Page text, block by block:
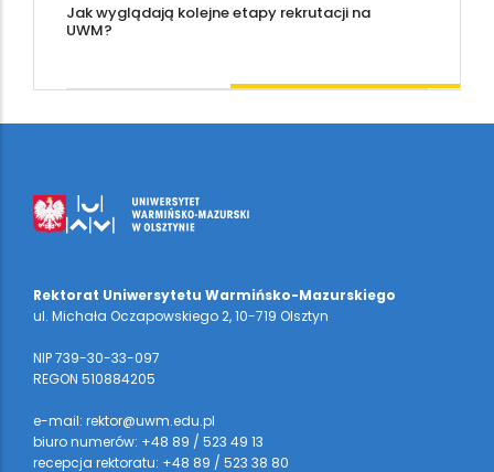
Jak wyglądają kolejne etapy rekrutacji na
UWM?
Rektorat Uniwersytetu Warmińsko-Mazurskiego
ul. Michała Oczapowskiego 2, 10-719 Olsztyn
NIP 739-30-33-097
REGON 510884205
e-mail: rektor@uwm.edu.pl
biuro numerów: +48 89 / 523 49 13
recepcja rektoratu: +48 89 / 523 38 80